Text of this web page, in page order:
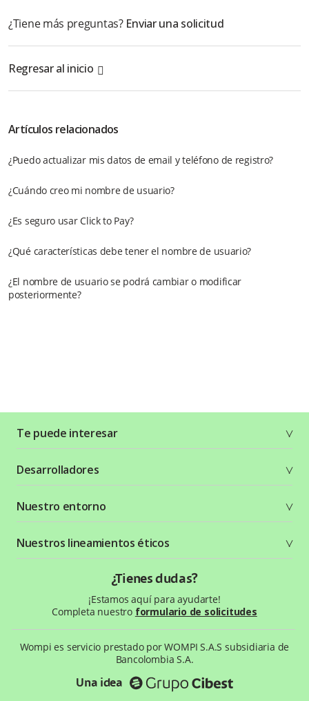
¿Tiene más preguntas? Enviar una solicitud
Regresar al inicio
Artículos relacionados
¿Puedo actualizar mis datos de email y teléfono de registro?
¿Cuándo creo mi nombre de usuario?
¿Es seguro usar Click to Pay?
¿Qué características debe tener el nombre de usuario?
¿El nombre de usuario se podrá cambiar o modificar
posteriormente?
Te puede interesar
Planes y tarifas
Crea tu cuenta
Seguridad
Términos y condiciones
Política de privacidad
Desarrolladores
Recursos gráficos
Status Page
Nuestro entorno
¿Qué es Wompi?
Wiki Wompi
Preguntas frecuentes
Nuestros lineamientos éticos
¿Tienes dudas?
¡Estamos aquí para ayudarte!
Completa nuestro formulario de solicitudes
Wompi es servicio prestado por WOMPI S.A.S subsidiaria de
Bancolombia S.A.
Una idea